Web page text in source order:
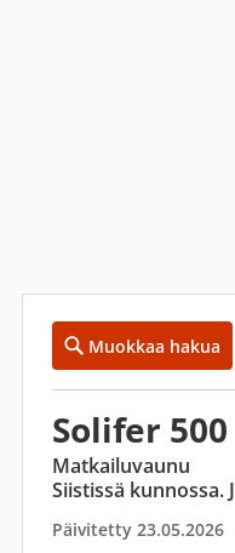
Muokkaa hakua
Solifer 500
Matkailuvaunu
Siistissä kunnossa.
Päivitetty 23.05.2026